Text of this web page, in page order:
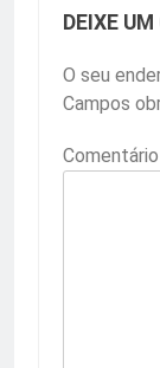
DEIXE
O seu
Campos
Comentário